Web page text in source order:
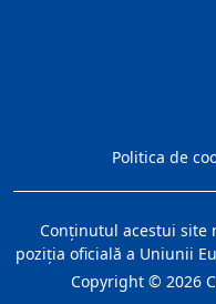
Politica de
Conţinutul acestui
poziţia oficială a Uniunii
Copyright © 2026